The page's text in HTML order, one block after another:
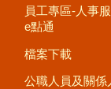
員工專區-人事
e點通
檔案下載
公職人員及關係